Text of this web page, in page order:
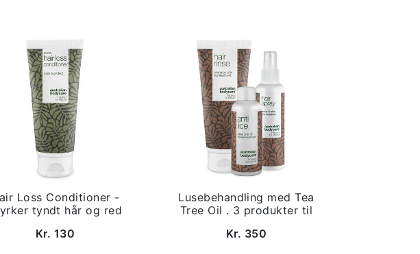
Loss Conditioner -
tyndt hår og red
Kr. 130
Lusebehandling med Tea
Tree Oil . 3 produkter til
Kr. 350